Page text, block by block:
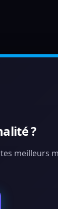
?
meilleurs